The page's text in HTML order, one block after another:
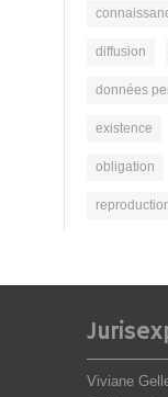
diffusion
données
existence
obligation
Viviane